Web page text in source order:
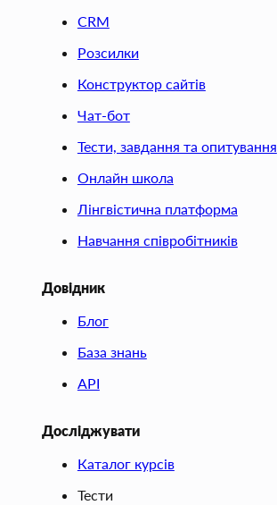
CRM
Розсилки
Конструктор сайтів
Чат-бот
Тести, завдання та опитування
Онлайн школа
Лінгвістична платформа
Навчання співробітників
Довідник
Блог
База знань
API
Досліджувати
Каталог курсів
Тести